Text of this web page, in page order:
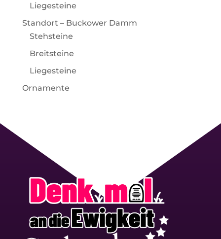
Liegesteine
Standort – Buckower Damm
Stehsteine
Breitsteine
Liegesteine
Ornamente